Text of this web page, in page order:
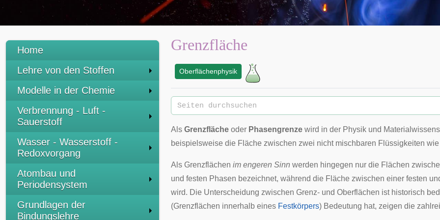
Home
Lehre von den Stoffen
Modelle in der Chemie
Verbrennung - Luft -
Sauerstoff
Wasser - Wasserstoff -
Redoxvorgang
Atombau und
Periodensystem
Grundlagen der
Bindungslehre
Grenzfläche
Oberflächenphysik
Als Grenzfläche oder Phasengrenze wird in der Physik und
beispielsweise die Fläche zwischen zwei nicht mischbaren Flüssigkeiten wie
Als Grenzflächen im engeren Sinn werden hingegen nur die Flächen
und festen Phasen bezeichnet, während die Fläche zwischen einer festen
wird. Die Unterscheidung zwischen Grenz- und Oberflächen ist historisch
(Grenzflächen innerhalb eines Festkörpers) Bedeutung hat, zeigen die